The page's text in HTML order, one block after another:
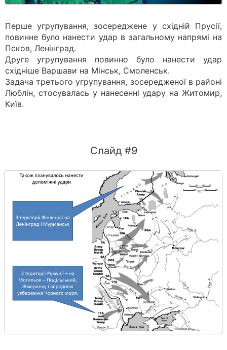
Перше угрупування, зосереджене у східній Прусії,
повинне було нанести удар в загальному напрямі на
Псков, Ленінград.
Друге угрупування повинно було нанести удар
східніше Варшави на Мінськ, Смоленськ.
Задача третього угрупування, зосередженої в районі
Люблін, стосувалась у нанесенні удару на Житомир,
Київ.
Слайд #9